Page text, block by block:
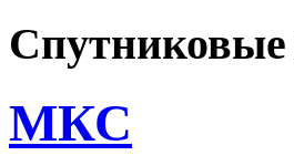
МКС